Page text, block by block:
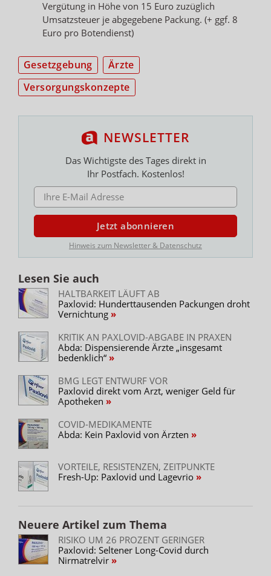
Vergütung in Höhe von 15 Euro zuzüglich
Umsatzsteuer je abgegebene Packung. (+ ggf. 8
Euro pro Botendienst)
Gesetzgebung
Ärzte
Versorgungskonzepte
NEWSLETTER
Das Wichtigste des Tages direkt in
Ihr Postfach. Kostenlos!
E-MAIL ADRESSE
Jetzt abonnieren
Hinweis zum Newsletter & Datenschutz
Lesen Sie auch
HALTBARKEIT LÄUFT AB
Paxlovid: Hunderttausenden Packungen droht
Vernichtung
KRITIK AN PAXLOVID-ABGABE IN PRAXEN
Abda: Dispensierende Ärzte „insgesamt
bedenklich“
BMG LEGT ENTWURF VOR
Paxlovid direkt vom Arzt, weniger Geld für
Apotheken
COVID-MEDIKAMENTE
Abda: Kein Paxlovid von Ärzten
VORTEILE, RESISTENZEN, ZEITPUNKTE
Fresh-Up: Paxlovid und Lagevrio
Neuere Artikel zum Thema
RISIKO UM 26 PROZENT GERINGER
Paxlovid: Seltener Long-Covid durch
Nirmatrelvir